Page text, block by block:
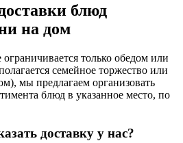
блюд
на дом
только обедом или
семейное торжество или
мы предлагаем организовать
блюд в указанное место, по
доставку у нас?